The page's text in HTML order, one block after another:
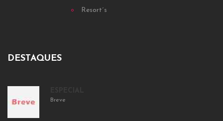
Resort´s
DESTAQUES
Breve